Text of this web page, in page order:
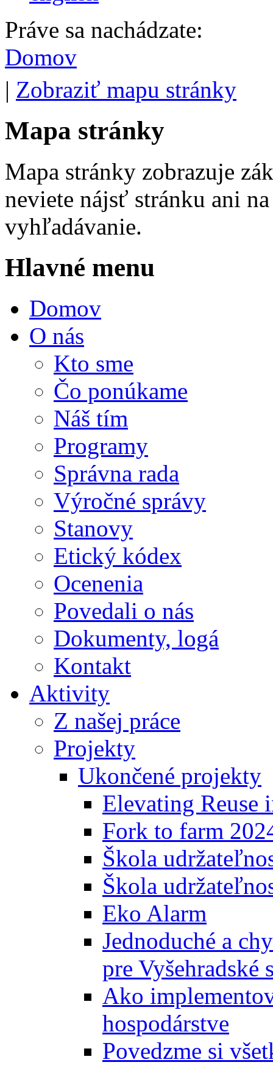
Práve sa nachádzate:
Domov
| Zobraziť mapu stránky
Mapa stránky
Mapa stránky zobrazuje
neviete nájsť stránku ani
vyhľadávanie.
Hlavné menu
Domov
O nás
Kto sme
Čo ponúkame
Náš tím
Programy
Správna rada
Výročné správy
Stanovy
Etický kódex
Ocenenia
Povedali o nás
Dokumenty, logá
Kontakt
Aktivity
Z našej práce
Projekty
Ukončené projekty
Elevating Reuse
Fork to farm
Škola
Škola
Eko Alarm
Jednoduché a
pre Vyšehradské
Ako
hospodárstve
Povedzme si